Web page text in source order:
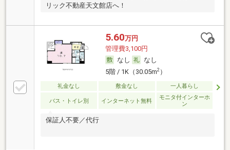
リック不動産天文館店へ！
5.60万円
管理費3,100円
なし
なし
5階 / 1K（30.05m2）
礼金なし 敷金なし 一人暮らし
バス・トイレ別 インターネット無料
モニタ付インターホ
ン
保証人不要／代行